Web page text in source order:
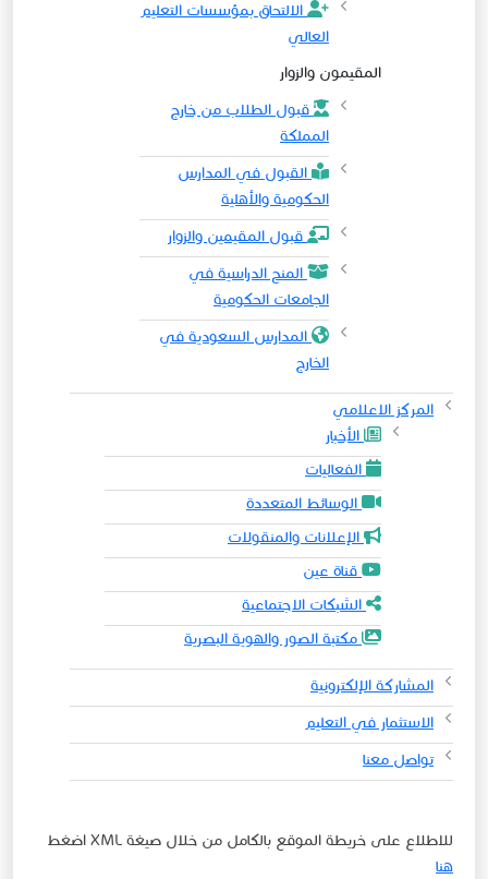
الالتحاق بمؤسسات التعليم
العالي
المقيمون والزوار
قبول الطلاب من خارج
المملكة
القبول في المدارس
الحكومية والأهلية
قبول المقيمين والزوار
المنح الدراسية في
الجامعات الحكومية
المدارس السعودية في
الخارج
المركز الاعلامي
الأخبار
الفعاليات
الوسائط المتعددة
الإعلانات والمنقولات
قناة عين
الشبكات الاجتماعية
مكتبة الصور والهوية البصرية
المشاركة الإلكترونية
الاستثمار في التعليم
تواصل معنا
للاطلاع على خريطة الموقع بالكامل من خلال صيغة XML اضغط
هنا